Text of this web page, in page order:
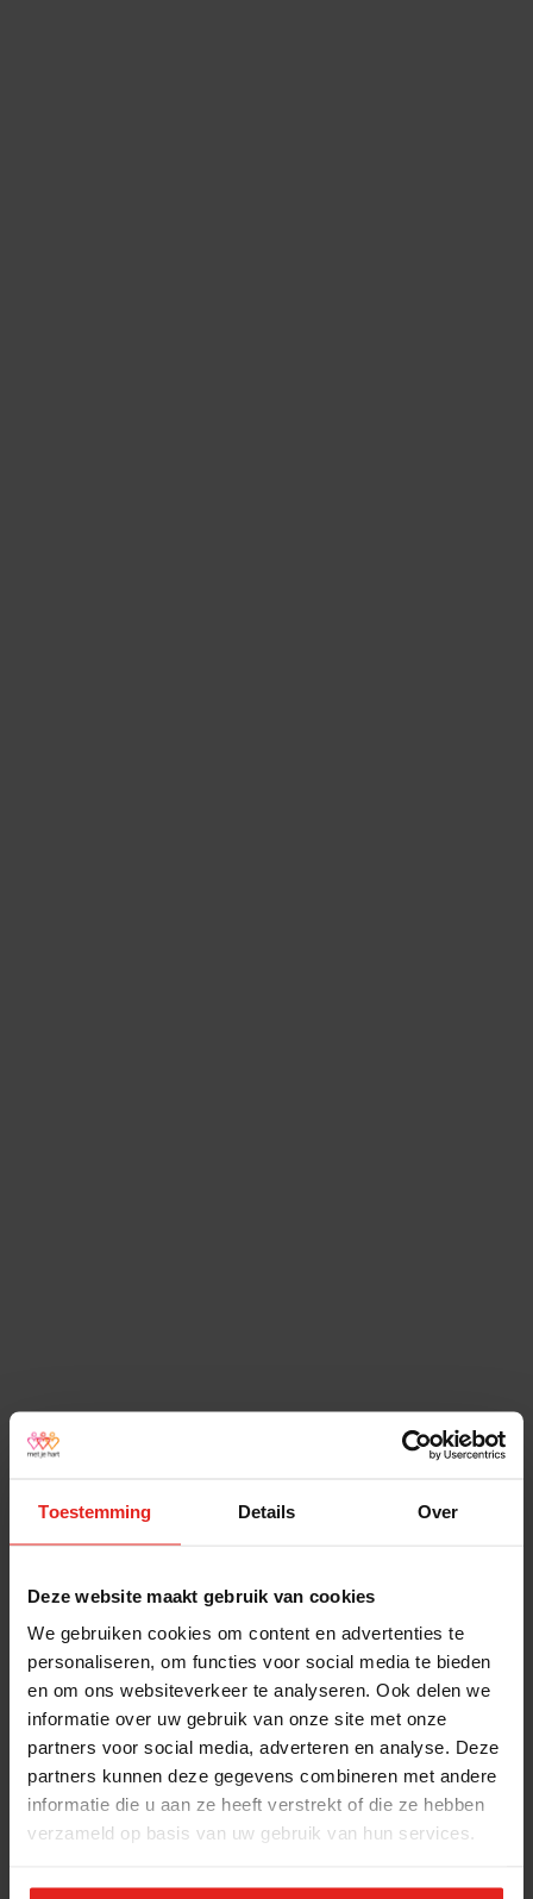
Toestemming Details Over
Deze website maakt gebruik van cookies
We gebruiken cookies om content en advertenties te
personaliseren, om functies voor social media te bieden
en om ons websiteverkeer te analyseren. Ook delen we
informatie over uw gebruik van onze site met onze
partners voor social media, adverteren en analyse. Deze
partners kunnen deze gegevens combineren met andere
informatie die u aan ze heeft verstrekt of die ze hebben
verzameld op basis van uw gebruik van hun services.